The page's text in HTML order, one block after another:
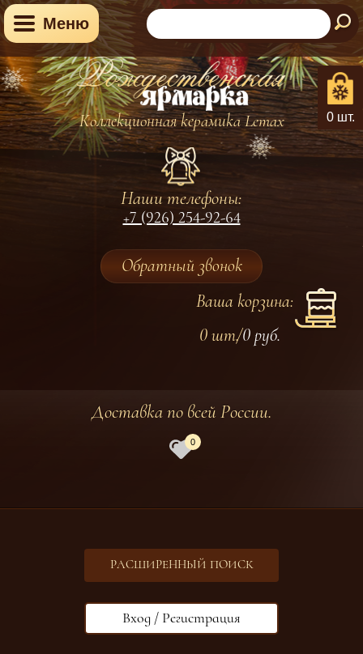
Меню
Коллекционная керамика Lemax
Наши телефоны:
+7 (926) 254-92-64
Обратный звонок
Ваша корзина:
0 шт.0руб.
Доставка по всей России.
0
РАСШИРЕННЫЙ ПОИСК
Вход / Регистрация
0 шт.